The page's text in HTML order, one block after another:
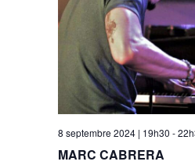
8 septembre 2024 | 19h30 -
MARC CABRERA